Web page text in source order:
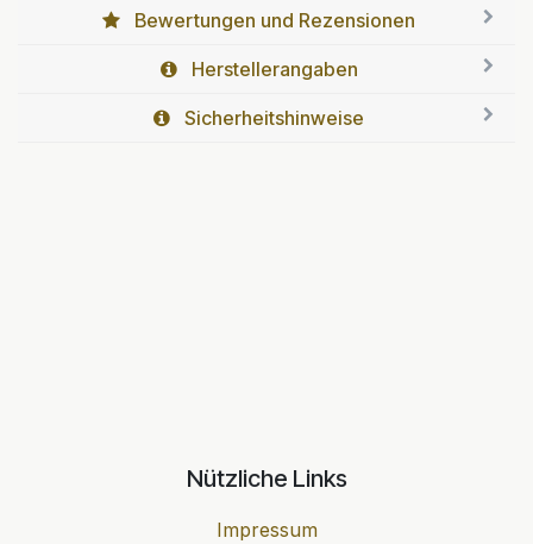
Bewertungen und Rezensionen
Herstellerangaben
Sicherheitshinweise
Nützliche Links
Impressum